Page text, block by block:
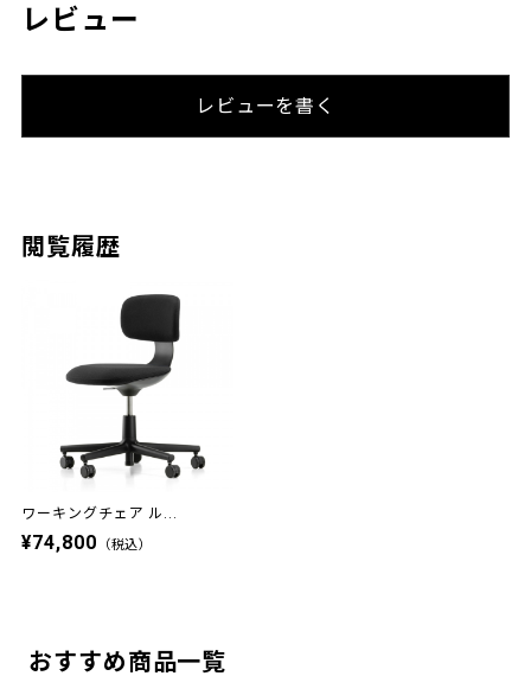
レビュー
レビューを書く
閲覧履歴
ワーキングチェア ル...
¥74,800 （税込）
おすすめ商品一覧